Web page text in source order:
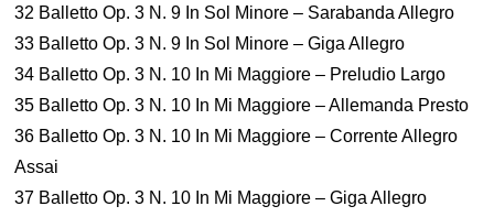
32 Balletto Op. 3 N. 9 In Sol Minore – Sarabanda Allegro
33 Balletto Op. 3 N. 9 In Sol Minore – Giga Allegro
34 Balletto Op. 3 N. 10 In Mi Maggiore – Preludio Largo
35 Balletto Op. 3 N. 10 In Mi Maggiore – Allemanda Presto
36 Balletto Op. 3 N. 10 In Mi Maggiore – Corrente Allegro
Assai
37 Balletto Op. 3 N. 10 In Mi Maggiore – Giga Allegro